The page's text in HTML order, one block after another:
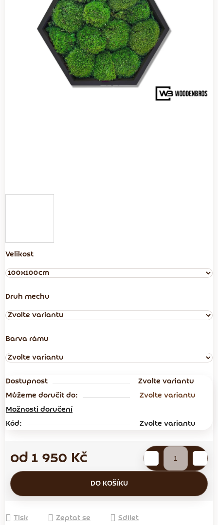
Velikost
Druh mechu
Barva rámu
Dostupnost
Zvolte variantu
Můžeme doručit do:
Zvolte variantu
Možnosti doručení
Kód:
Zvolte variantu
od 1 950 Kč
Měrná cena:
DO KOŠÍKU
Tisk Zeptat se Sdílet